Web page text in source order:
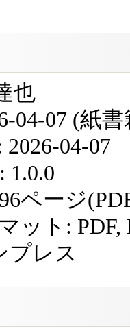
也
04-07 (紙書
04-07
1.0.0
ページ
ット: PDF,
プレス